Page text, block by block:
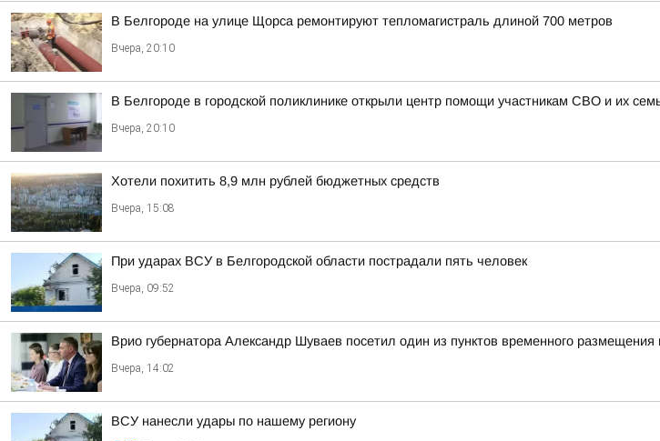
В Белгороде на улице Щорса ремонтируют тепломагистраль длиной 700 метров
Вчера, 20:10
В Белгороде в городской поликлинике открыли центр помощи участникам СВО и их
Вчера, 20:10
Хотели похитить 8,9 млн рублей бюджетных средств
Вчера, 15:08
При ударах ВСУ в Белгородской области пострадали пять человек
Вчера, 09:52
Врио губернатора Александр Шуваев посетил один из пунктов временного размещения
Вчера, 14:02
ВСУ нанесли удары по нашему региону